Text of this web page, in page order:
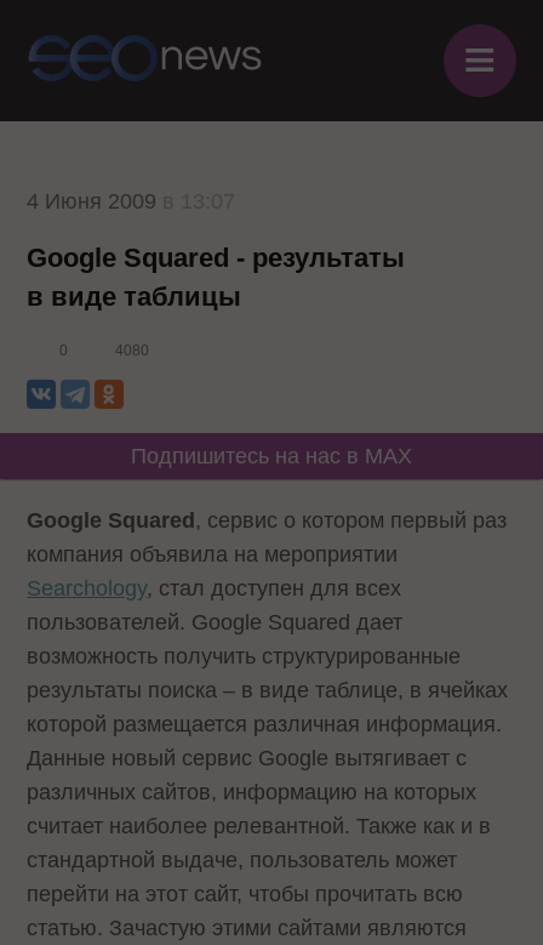
≡
4 Июня 2009
Google Squared - результаты
в виде таблицы
0 4080
Подпишитесь на нас в MAX
Google Squared , сервис о котором первый раз
компания объявила на мероприятии
Searchology, стал доступен для всех
пользователей. Google Squared дает
возможность получить структурированные
результаты поиска – в виде таблице, в ячейках
которой размещается различная информация.
Данные новый сервис Google вытягивает с
различных сайтов, информацию на которых
считает наиболее релевантной. Также как и в
стандартной выдаче, пользователь может
перейти на этот сайт, чтобы прочитать всю
статью. Зачастую этими сайтами являются